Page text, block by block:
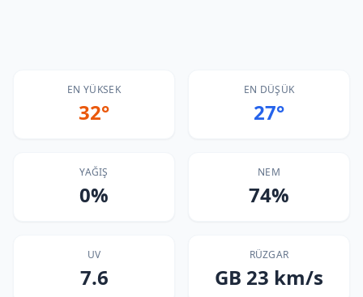
EN YÜKSEK
32°
EN DÜŞÜK
27°
YAĞIŞ
0%
NEM
74%
UV
7.6
RÜZGAR
GB 23 km/s